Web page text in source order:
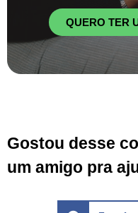
QUERO TER
Gostou desse
um amigo pra